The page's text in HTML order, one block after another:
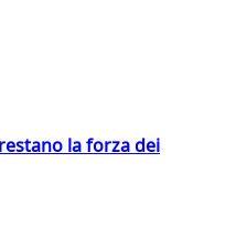
la forza dei